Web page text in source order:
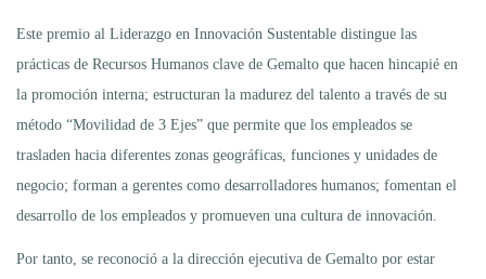
Este premio al Liderazgo en Innovación Sustentable distingue las
prácticas de Recursos Humanos clave de Gemalto que hacen hincapié en
la promoción interna; estructuran la madurez del talento a través de su
método “Movilidad de 3 Ejes” que permite que los empleados se
trasladen hacia diferentes zonas geográficas, funciones y unidades de
negocio; forman a gerentes como desarrolladores humanos; fomentan el
desarrollo de los empleados y promueven una cultura de innovación.
Por tanto, se reconoció a la dirección ejecutiva de Gemalto por estar